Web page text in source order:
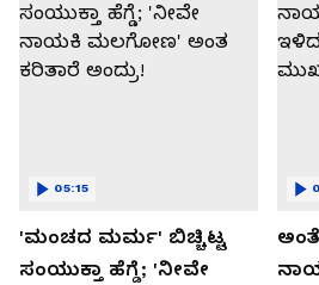
'ಮಂಚದ ಮರ್ಮ' ಬಿಚ್ಚಿಟ್ಟ
ಸಂಯುಕ್ತಾ ಹೆಗ್ಡೆ; 'ನೀವೇ
05:15